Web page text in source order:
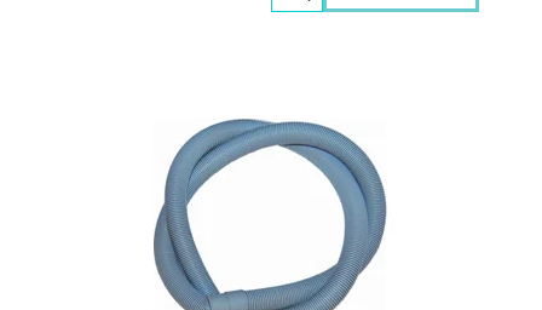
Vypouštěcí hadice 2,0 m s kolínkem pro pračky a
Dostupnost:
Skladem
5009